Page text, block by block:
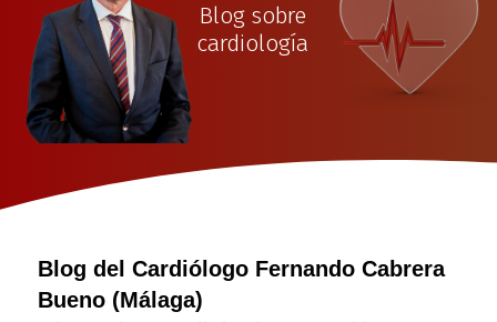
Blog sobre
cardiología
Blog del Cardiólogo Fernando Cabrera
Bueno (Málaga)